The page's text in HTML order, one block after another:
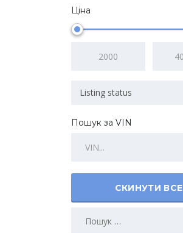
Ціна
Listing status
Пошук за VIN
СКИНУТИ ВСЕ